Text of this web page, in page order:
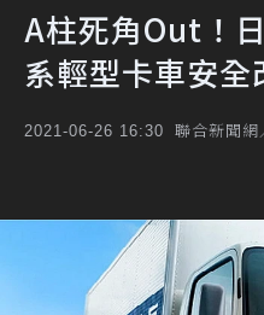
A柱死角Out！
系輕型卡車安全
2021-06-26 16:30 聯合新聞